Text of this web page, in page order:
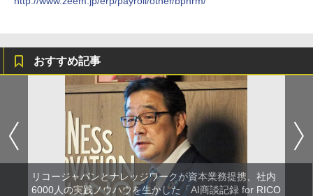
おすすめ記事
リコージャパンとナレッジワークが資本業務提携、社内
6000人の実践ノウハウを生かした「AI商談記録 for RICO